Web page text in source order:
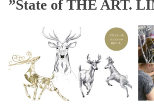
”State of THE ART.